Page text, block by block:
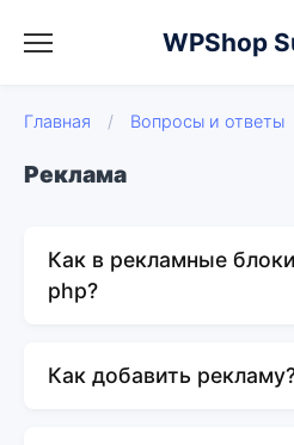
WPShop
Главная / Вопросы и ответы
Реклама
Как в рекламные
php?
Как добавить